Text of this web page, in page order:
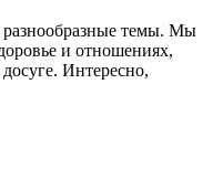
темы. Мы
и отношениях,
Интересно,